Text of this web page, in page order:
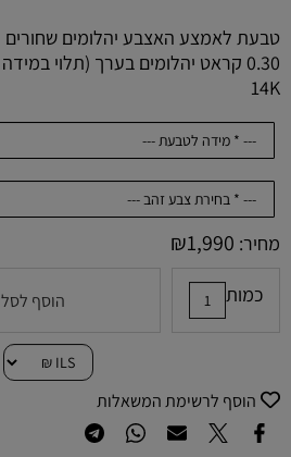
טבעת לאמצע האצבע יהלומים שחורים
0.30 קראט יהלומים בערך (תלוי במידה )
14K
מחיר: ₪1,990
כמות הוסף לסל
הוסף לרשימת המשאלות